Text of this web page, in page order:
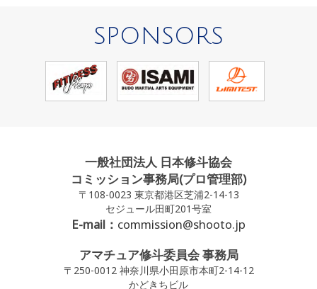
SPONSORS
一般社団法人 日本修斗協会
コミッション事務局(プロ管理部)
〒108-0023 東京都港区芝浦2-14-13
セジュール田町201号室
E-mail： commission@shooto.jp
アマチュア修斗委員会 事務局
〒250-0012 神奈川県小田原市本町2-14-12
かどきちビル